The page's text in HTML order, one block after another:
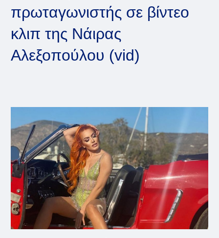
πρωταγωνιστής σε βίντεο
κλιπ της Νάιρας
Αλεξοπούλου (vid)